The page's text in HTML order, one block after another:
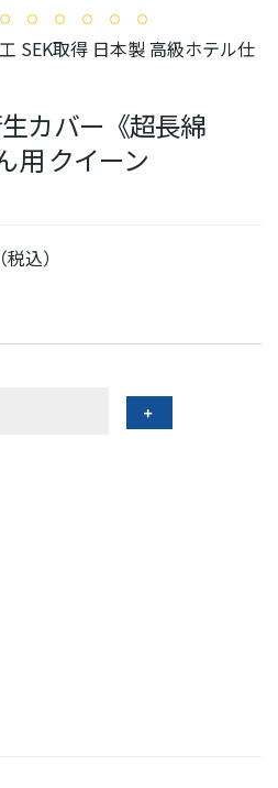
SEK取得 日本製 高級ホテル仕
カバー《超長綿
用 クイーン
（税込）